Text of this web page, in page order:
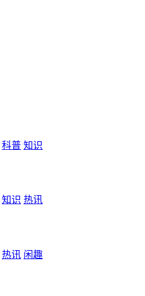
科普 知识
知识 热讯
热讯 闲趣